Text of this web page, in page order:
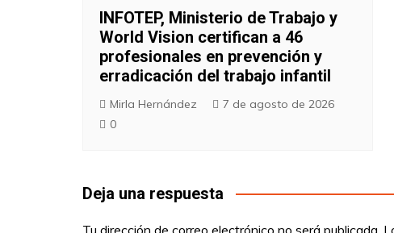
INFOTEP, Ministerio de Trabajo y
World Vision certifican a 46
profesionales en prevención y
erradicación del trabajo infantil
Mirla Hernández
7 de agosto de 2026
0
Deja una respuesta
Tu dirección de correo electrónico no será publicada.